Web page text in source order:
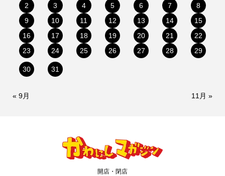
2 3 4 5 6 7
8
9
10 11 12 13 14
15
16
17 18 19 20 21
22
23
24 25 26 27 28 29
30 31
« 9月 11月 »
開店・閉店